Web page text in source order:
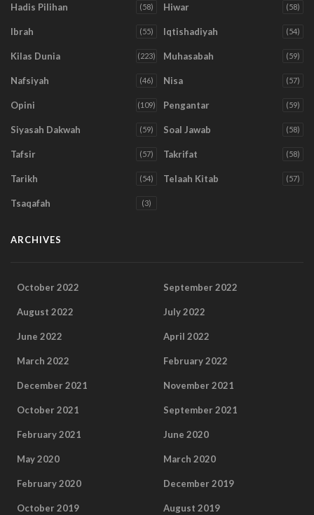
Hadis Pilihan (58) Hiwar (58)
Ibrah (55) Iqtishadiyah (54)
Kilas Dunia (223) Muhasabah (59)
Nafsiyah (46) Nisa (57)
Opini (109) Pengantar (59)
Siyasah Dakwah (59) Soal Jawab (58)
Tafsir (57) Takrifat (58)
Tarikh (54) Telaah Kitab (57)
Tsaqafah (3)
ARCHIVES
October 2022 September 2022
August 2022 July 2022
June 2022 April 2022
March 2022 February 2022
December 2021 November 2021
October 2021 September 2021
February 2021 June 2020
May 2020 March 2020
February 2020 December 2019
October 2019 August 2019